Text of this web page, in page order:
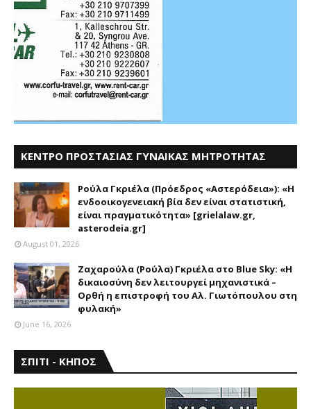
ΚΕΝΤΡΟ ΠΡΟΣΤΑΣΙΑΣ ΓΥΝΑΙΚΑΣ ΜΗΤΡΟΤΗΤΑΣ
Ρούλα Γκριέλα (Πρόεδρος «Αστερόδεια»): «Η
ενδοοικογενειακή βία δεν είναι στατιστική,
είναι πραγματικότητα» [grielalaw.gr,
asterodeia.gr]
August 01, 2026
Ζαχαρούλα (Ρούλα) Γκριέλα στο Blue Sky: «Η
δικαιοσύνη δεν λειτουργεί μηχανιστικά –
Ορθή η επιστροφή του Αλ. Γιωτόπουλου στη
φυλακή»
June 16, 2026
ΣΠΙΤΙ - ΚΗΠΟΣ